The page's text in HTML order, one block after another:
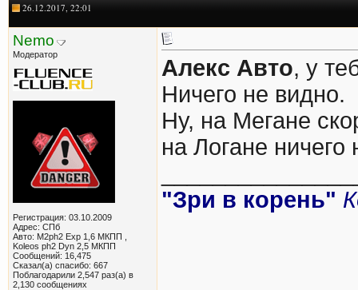
26.12.2017, 22:01
Nemo
Модератор
Регистрация: 03.10.2009
Адрес: СПб
Авто: M2ph2 Exp 1,6 МКПП ,
Koleos ph2 Dyn 2,5 МКПП
Сообщений: 16,475
Сказал(а) спасибо: 667
Поблагодарили 2,547 раз(а) в
2,130 сообщениях
Алекс Авто, у
Ничего не видно.
Ну, на Мегане
на Логане ничего
"Зри в корень"